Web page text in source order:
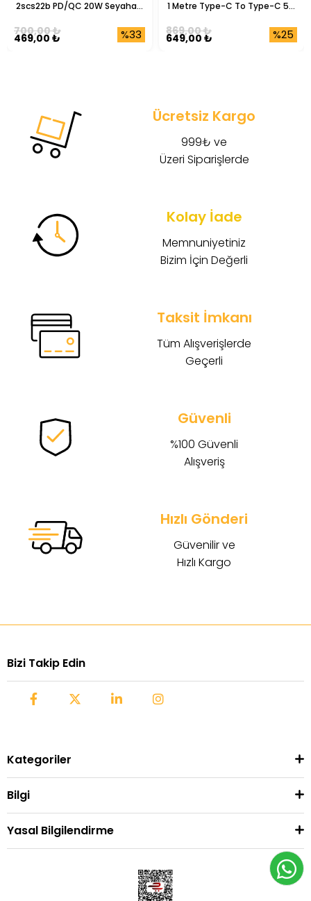
2scs22b PD/QC 20W Seyahat
%33
469,00 ₺
700,00 ₺
1 Metre Type-C To Type-C 5A
%25
649,00 ₺
869,00 ₺
Ücretsiz Kargo
999₺ ve
Üzeri Siparişlerde
Kolay İade
Memnuniyetiniz
Bizim İçin Değerli
Taksit İmkanı
Tüm Alışverişlerde
Geçerli
Güvenli
%100 Güvenli
Alışveriş
Hızlı Gönderi
Güvenilir ve
Hızlı Kargo
Bizi Takip Edin
Kategoriler
Bilgi
Yasal Bilgilendirme